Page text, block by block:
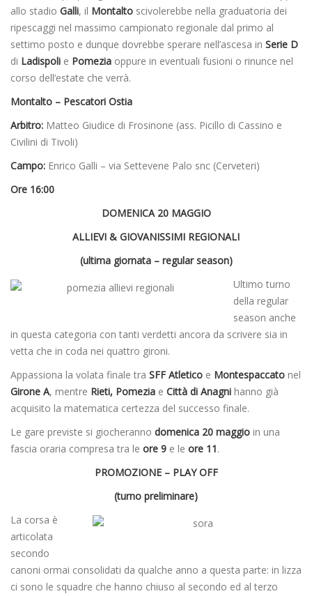
allo stadio Galli, il Montalto scivolerebbe nella graduatoria dei
ripescaggi nel massimo campionato regionale dal primo al
settimo posto e dunque dovrebbe sperare nell’ascesa in Serie D
di Ladispoli e Pomezia oppure in eventuali fusioni o rinunce nel
corso dell’estate che verrà.
Montalto – Pescatori Ostia
Arbitro: Matteo Giudice di Frosinone (ass. Picillo di Cassino e
Civilini di Tivoli)
Campo: Enrico Galli – via Settevene Palo snc (Cerveteri)
Ore 16:00
DOMENICA 20 MAGGIO
ALLIEVI & GIOVANISSIMI REGIONALI
(ultima giornata – regular season)
Ultimo turno
della regular
season anche
in questa categoria con tanti verdetti ancora da scrivere sia in
vetta che in coda nei quattro gironi.
Appassiona la volata finale tra SFF Atletico e Montespaccato nel
Girone A, mentre Rieti, Pomezia e Città di Anagni hanno già
acquisito la matematica certezza del successo finale.
Le gare previste si giocheranno domenica 20 maggio in una
fascia oraria compresa tra le ore 9 e le ore 11.
PROMOZIONE – PLAY OFF
(turno preliminare)
La corsa è
articolata
secondo
canoni ormai consolidati da qualche anno a questa parte: in lizza
ci sono le squadre che hanno chiuso al secondo ed al terzo